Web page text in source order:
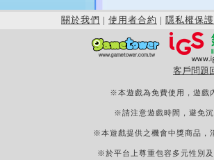
關於我們 | 使用者合約 | 隱私權保護
客戶問題
※本遊戲為免費使用，遊戲
※請注意遊戲時間，避免
※本遊戲提供之機會中獎商品，
※於平台上尊重包容多元性別